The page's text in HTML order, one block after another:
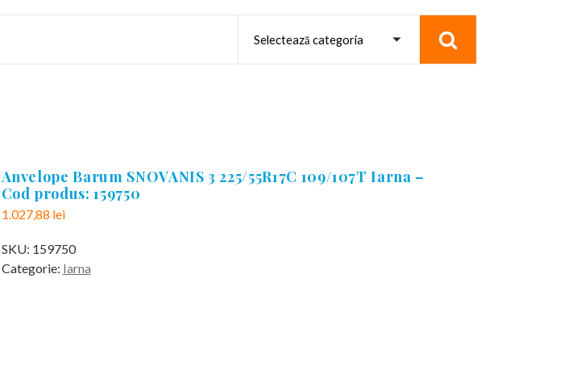
Anvelope Barum SNOVANIS 3 225/55R17C 109/107T Iarna –
Cod produs: 159750
1.027,88 lei
SKU: 159750
Categorie: Iarna